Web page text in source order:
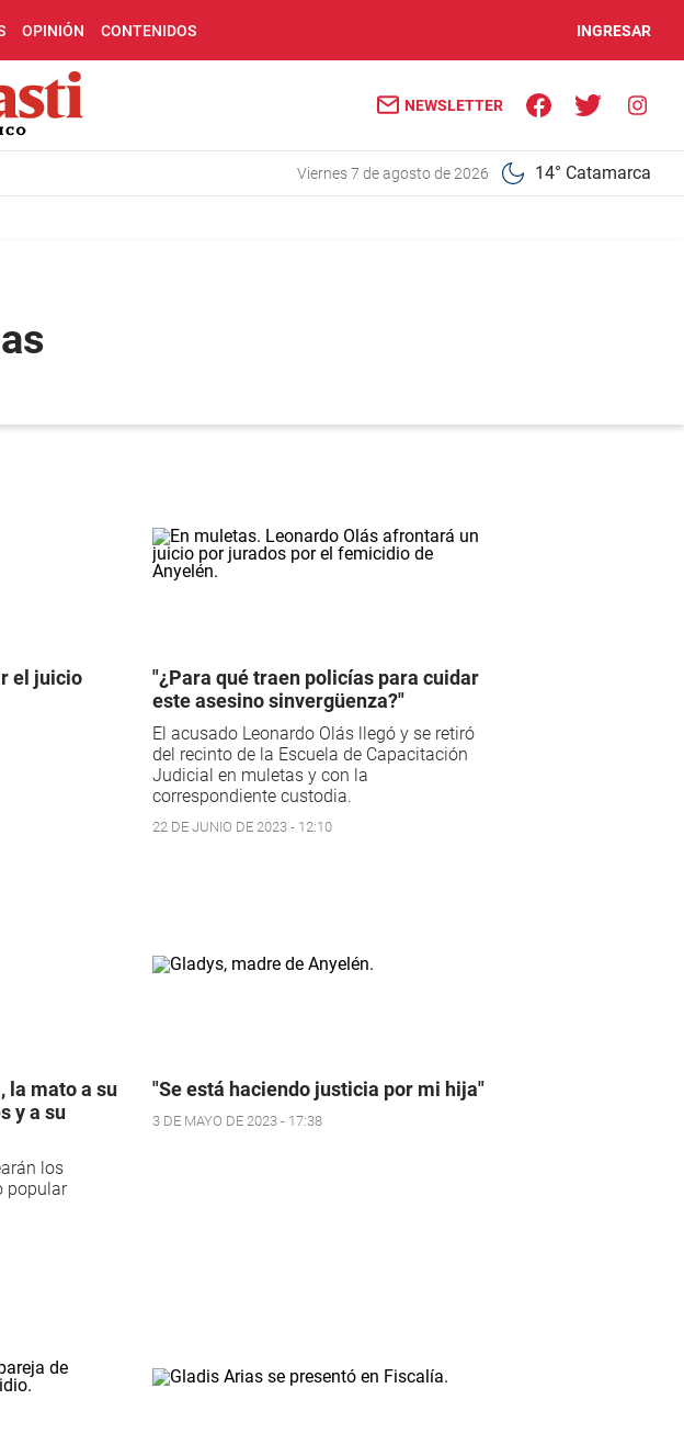
OPINIÓN CONTENIDOS INGRESAR
NEWSLETTER
viernes 7 de agosto de 2026 14° Catamarca
el juicio
"¿Para qué traen policías para cuidar
este asesino sinvergüenza?"
El acusado Leonardo Olás llegó y se retiró
del recinto de la Escuela de Capacitación
Judicial en muletas y con la
correspondiente custodia.
22 DE JUNIO DE 2023 - 12:10
la mato a su
y a su
los
popular
"Se está haciendo justicia por mi hija"
3 DE MAYO DE 2023 - 17:38